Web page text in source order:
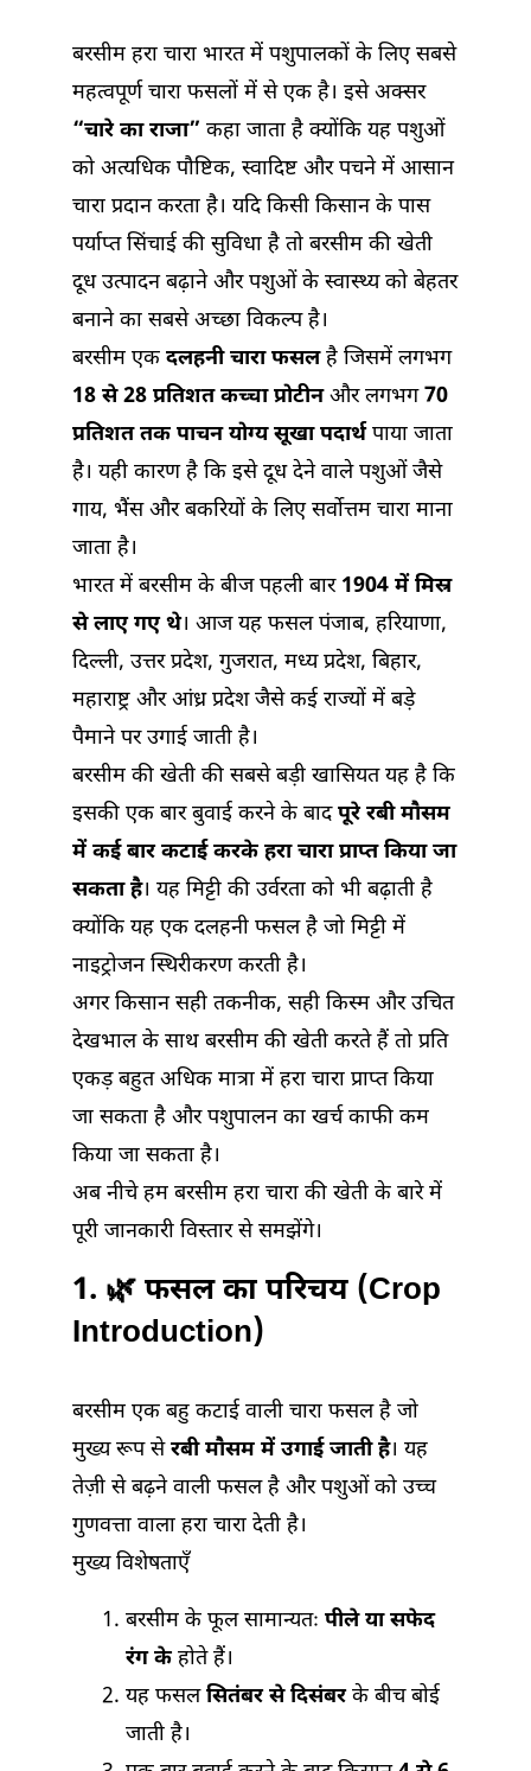
बरसीम हरा चारा भारत में पशुपालकों के लिए सबसे
महत्वपूर्ण चारा फसलों में से एक है। इसे अक्सर
“चारे का राजा” कहा जाता है क्योंकि यह पशुओं
को अत्यधिक पौष्टिक, स्वादिष्ट और पचने में आसान
चारा प्रदान करता है। यदि किसी किसान के पास
पर्याप्त सिंचाई की सुविधा है तो बरसीम की खेती
दूध उत्पादन बढ़ाने और पशुओं के स्वास्थ्य को बेहतर
बनाने का सबसे अच्छा विकल्प है।
बरसीम एक दलहनी चारा फसलहै जिसमें लगभग
18 से 28 प्रतिशत कच्चा प्रोटीनऔर लगभग70
प्रतिशत तक पाचन योग्य सूखा पदार्थपाया जाता
है। यही कारण है कि इसे दूध देने वाले पशुओं जैसे
गाय, भैंस और बकरियों के लिए सर्वोत्तम चारा माना
जाता है।
भारत में बरसीम के बीज पहली बार 1904 में मिस्र
से लाए गए थे। आज यह फसल पंजाब, हरियाणा,
दिल्ली, उत्तर प्रदेश, गुजरात, मध्य प्रदेश, बिहार,
महाराष्ट्र और आंध्र प्रदेश जैसे कई राज्यों में बड़े
पैमाने पर उगाई जाती है।
बरसीम की खेती की सबसे बड़ी खासियत यह है कि
इसकी एक बार बुवाई करने के बादपूरे रबी मौसम
में कई बार कटाई करके हरा चारा प्राप्त किया जा
सकता है। यह मिट्टी की उर्वरता को भी बढ़ाती है
क्योंकि यह एक दलहनी फसल है जो मिट्टी में
नाइट्रोजन स्थिरीकरण करती है।
अगर किसान सही तकनीक, सही किस्म और उचित
देखभाल के साथ बरसीम की खेती करते हैं तो प्रति
एकड़ बहुत अधिक मात्रा में हरा चारा प्राप्त किया
जा सकता है और पशुपालन का खर्च काफी कम
किया जा सकता है।
अब नीचे हम बरसीम हरा चारा की खेती के बारे में
पूरी जानकारी विस्तार से समझेंगे।
1. 🌿 फसल का परिचय (Crop
Introduction)
बरसीम एक बहु कटाई वाली चारा फसल है जो
मुख्य रूप सेरबी मौसम में उगाई जाती है। यह
तेज़ी से बढ़ने वाली फसल है और पशुओं को उच्च
गुणवत्ता वाला हरा चारा देती है।
मुख्य विशेषताएँ
बरसीम के फूल सामान्यतः पीले या सफेद
रंग के होते हैं।
यह फसलसितंबर से दिसंबरके बीच बोई
जाती है।